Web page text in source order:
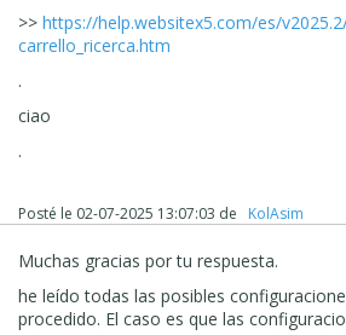
>> https://help.websitex5.com/es/
carrello_ricerca.htm
.
ciao
.
Posté le 02-07-2025 13:07:03 de ‪ KolAsim ‪ ‪
Muchas gracias por tu respuesta.
he leído todas las posibles
procedido. El caso es que las